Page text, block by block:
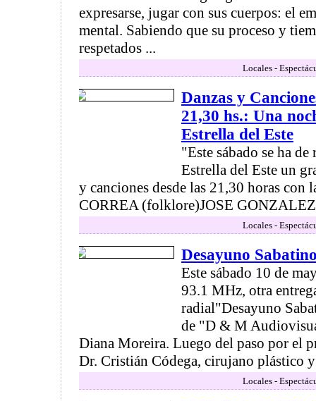
expresarse, jugar con sus cuerpos: el
mental. Sabiendo que su proceso y
respetados ...
Locales -
Danzas y
21,30 hs.: Una
Estrella del Este
"Este sábado se ha
Estrella del Este un
y canciones desde las 21,30 horas con
CORREA (folklore)JOSE
Locales -
Desayuno
Este sábado 10 de
93.1 MHz, otra
radial"Desayuno
de "D & M
Diana Moreira. Luego del paso por el
Dr. Cristián Códega, cirujano plástico
Locales -